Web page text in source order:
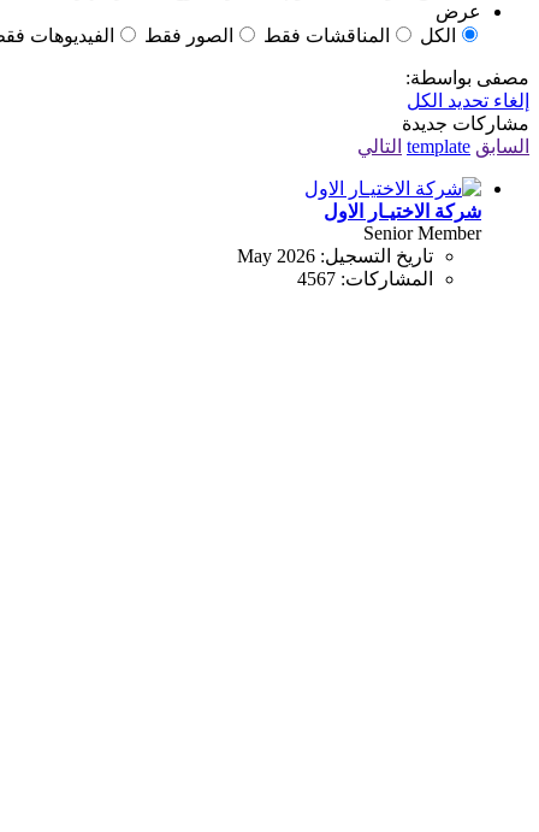
عرض
الكل
المناقشات فقط الصور فقط الفيديوهات
مصفى بواسطة:
إلغاء تحديد الكل
مشاركات جديدة
السابق template التالي
شركة الاختيـار الاول
Senior Member
تاريخ التسجيل: May 2026
المشاركات: 4567